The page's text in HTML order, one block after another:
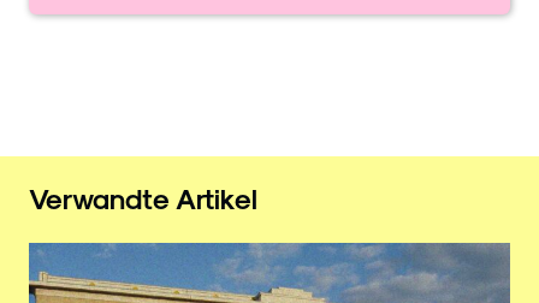
Verwandte Artikel